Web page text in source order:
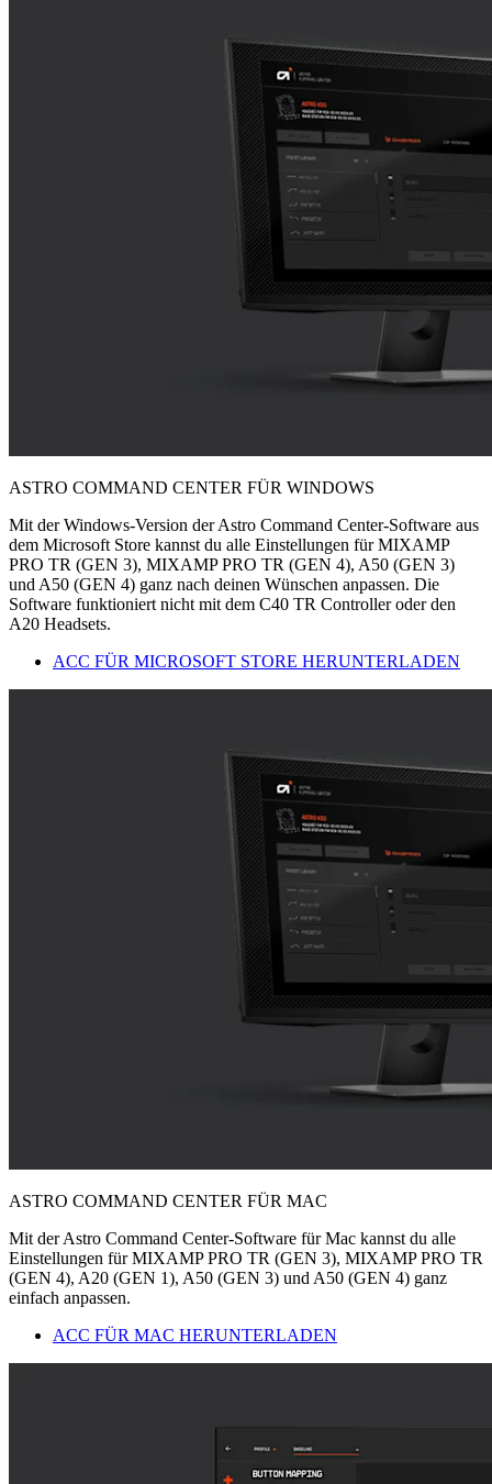
ASTRO COMMAND CENTER FÜR WINDOWS
Mit der Windows-Version der Astro Command Center-Software aus
dem Microsoft Store kannst du alle Einstellungen für MIXAMP
PRO TR (GEN 3), MIXAMP PRO TR (GEN 4), A50 (GEN 3)
und A50 (GEN 4) ganz nach deinen Wünschen anpassen. Die
Software funktioniert nicht mit dem C40 TR Controller oder den
A20 Headsets.
ACC FÜR MICROSOFT STORE HERUNTERLADEN
ASTRO COMMAND CENTER FÜR MAC
Mit der Astro Command Center-Software für Mac kannst du alle
Einstellungen für MIXAMP PRO TR (GEN 3), MIXAMP PRO TR
(GEN 4), A20 (GEN 1), A50 (GEN 3) und A50 (GEN 4) ganz
einfach anpassen.
ACC FÜR MAC HERUNTERLADEN